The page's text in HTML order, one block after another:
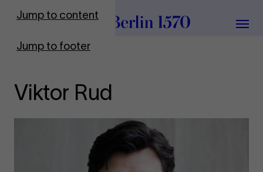
Jump to content
Jump to footer
To Frontpage
Viktor Rud